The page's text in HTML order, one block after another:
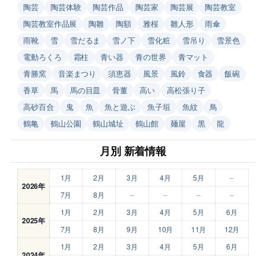
陶芸
陶芸体験 陶芸作品 陶芸家 陶芸展
陶芸教室
陶芸教室作品展
陶雛 陶額 雅桜 雛人形
雨傘
雨靴
雪 雪だるま 雪ノ下 雪化粧 雪吊り
雪景色
電動ろくろ
霜柱 青い器 青の世界
青マット
青勝窯
音楽まつり 須恵器 風景 風鈴 食器
飯碗
香草
馬 馬の目皿 骨董 高い
高松張り子
高砂百合
鬼 魚 魚と遊ぶ 魚子垣 魚紋
鳥
鶴亀
鶴山公園 鶴山城址 鶴山館 麺屋 黒 龍
月別 新着情報
2026年
1月 2月 3月 4月 5月
–
7月
8月 – – – –
2025年
1月 2月 3月 4月 5月
6月
7月
8月 9月 10月 11月 12月
1月 2月 3月 4月 5月
6月